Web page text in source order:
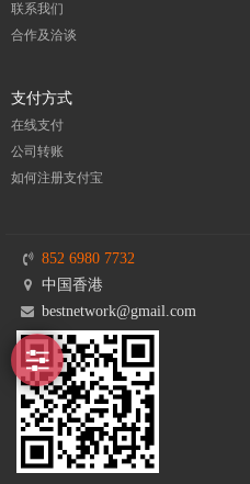
联系我们
合作及洽谈
支付方式
在线支付
公司转账
如何注册支付宝
852 6980 7732
中国香港
bestnetwork@gmail.com